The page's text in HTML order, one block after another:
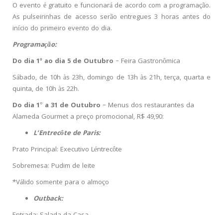
O evento é gratuito e funcionará de acordo com a programação.
As pulseirinhas de acesso serão entregues 3 horas antes do
início do primeiro evento do dia.
Programação:
Do dia 1º ao dia 5 de Outubro – Feira Gastronômica
Sábado, de 10h às 23h, domingo de 13h às 21h, terça, quarta e
quinta, de 10h às 22h.
Do dia 1° a 31 de Outubro – Menus dos restaurantes da
Alameda Gourmet a preço promocional, R$ 49,90:
L’Entrecôte de Paris:
Prato Principal: Executivo Léntrecôte
Sobremesa: Pudim de leite
*Válido somente para o almoço
Outback: